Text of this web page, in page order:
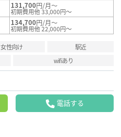
131,700円/月～
初期費用他 33,000円～
134,700円/月～
初期費用他 22,000円～
女性向け
駅近
wifiあり
電話する